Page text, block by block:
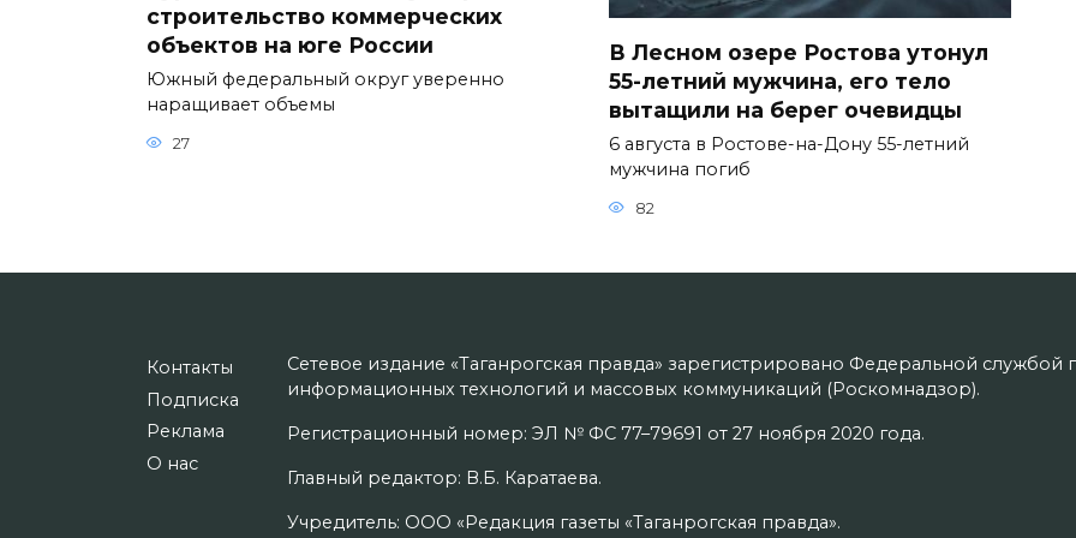
строительство коммерческих
объектов на юге России
Южный федеральный округ уверенно
наращивает объемы
27
В Лесном озере Ростова утонул
55-летний мужчина, его тело
вытащили на берег очевидцы
6 августа в Ростове-на-Дону 55-летний
мужчина погиб
82
Контакты
Подписка
Реклама
О нас
Сетевое издание «Таганрогская правда» зарегистрировано Федеральной службой
информационных технологий и массовых коммуникаций (Роскомнадзор).
Регистрационный номер: ЭЛ № ФС 77–79691 от 27 ноября 2020 года.
Главный редактор: В.Б. Каратаева.
Учредитель: ООО «Редакция газеты «Таганрогская правда».